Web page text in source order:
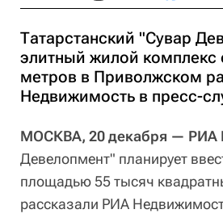
Татарстанский "Сувар
элитный жилой
метров в Приволжском
Недвижимость в пресс-
МОСКВА, 20 декабря — РИА
Девелопмент" планирует
площадью 55 тысяч
рассказали РИА